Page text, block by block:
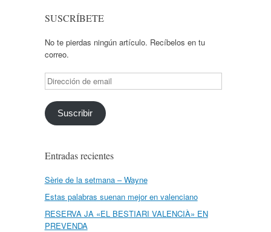
SUSCRÍBETE
No te pierdas ningún artículo. Recíbelos en tu
correo.
Dirección
de
email
Suscribir
Entradas recientes
Sèrie de la setmana – Wayne
Estas palabras suenan mejor en valenciano
RESERVA JA «EL BESTIARI VALENCIÀ» EN
PREVENDA